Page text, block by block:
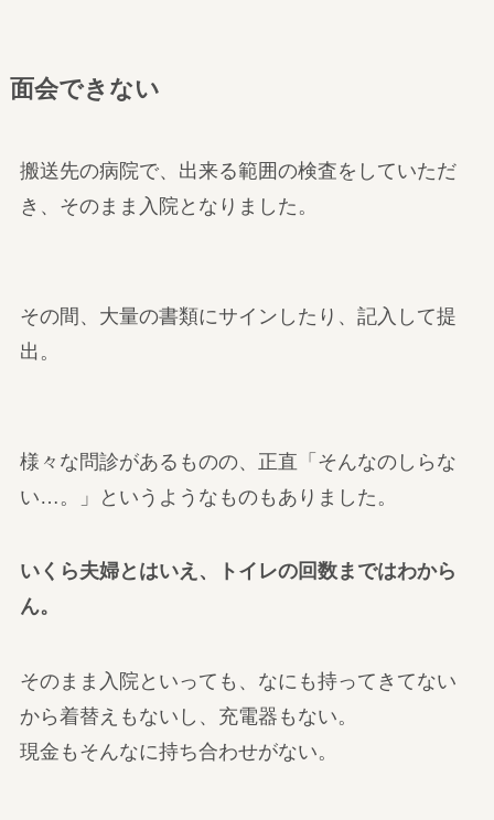
面会できない
搬送先の病院で、出来る範囲の検査をしていただ
き、そのまま入院となりました。
その間、大量の書類にサインしたり、記入して提
出。
様々な問診があるものの、正直「そんなのしらな
い…。」というようなものもありました。
いくら夫婦とはいえ、トイレの回数まではわから
ん。
そのまま入院といっても、なにも持ってきてない
から着替えもないし、充電器もない。
現金もそんなに持ち合わせがない。